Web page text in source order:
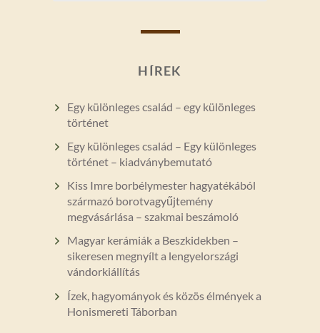
HÍREK
Egy különleges család – egy különleges
történet
Egy különleges család – Egy különleges
történet – kiadványbemutató
Kiss Imre borbélymester hagyatékából
származó borotvagyűjtemény
megvásárlása – szakmai beszámoló
Magyar kerámiák a Beszkidekben –
sikeresen megnyílt a lengyelországi
vándorkiállítás
Ízek, hagyományok és közös élmények a
Honismereti Táborban